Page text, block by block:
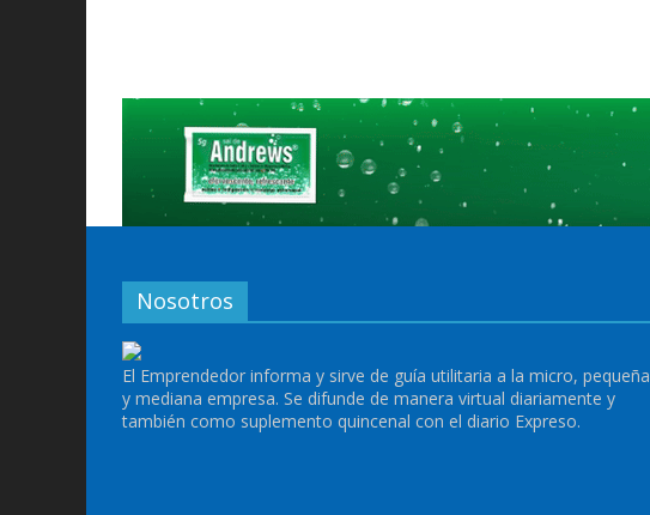
Nosotros
El Emprendedor informa y sirve de guía utilitaria a la micro, pequeña
y mediana empresa. Se difunde de manera virtual diariamente y
también como suplemento quincenal con el diario Expreso.